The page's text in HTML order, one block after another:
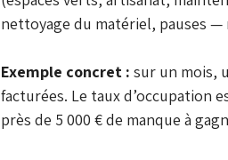
nettoyage du matériel, pauses
Exemple concret : sur un mois,
facturées. Le taux d’occupation
près de 5 000 € de manque à